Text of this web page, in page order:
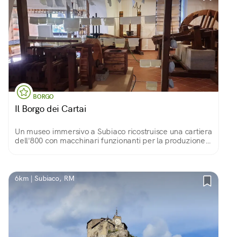
BORGO
Il Borgo dei Cartai
Un museo immersivo a Subiaco ricostruisce una cartiera
dell'800 con macchinari funzionanti per la produzione
6km | Subiaco, RM